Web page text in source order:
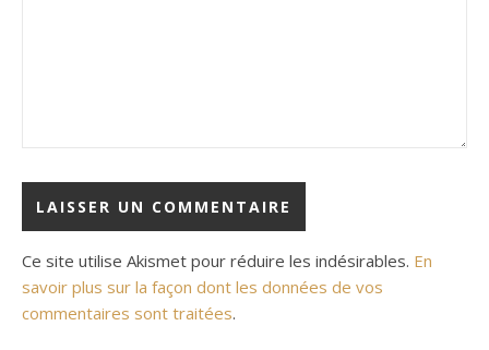
Ce site utilise Akismet pour réduire les indésirables. En
savoir plus sur la façon dont les données de vos
commentaires sont traitées.